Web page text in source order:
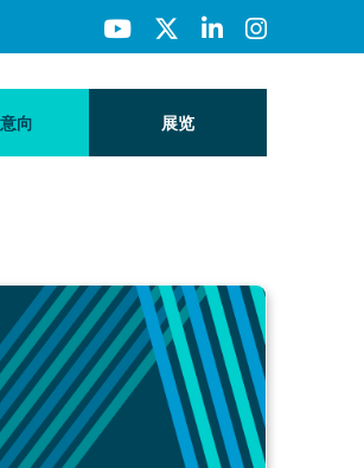
向 展览